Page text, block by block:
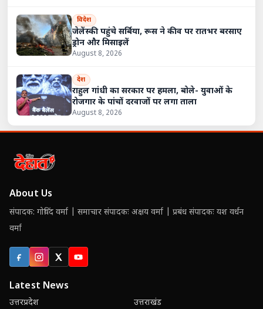
विदेश
जेलेंस्की पहुंचे सर्बिया, रूस ने कीव पर रातभर बरसाए
ड्रोन और मिसाइलें
August 8, 2026
देश
राहुल गांधी का सरकार पर हमला, बोले- युवाओं के
रोजगार के पांचों दरवाजों पर लगा ताला
August 8, 2026
About Us
संपादक: गोविंद वर्मा | समाचार संपादकः अक्षय वर्मा | प्रबंध संपादकः यश वर्धन
वर्मा
FacebookInstagram
X (Twitter)
YouTube
Latest News
उत्तरप्रदेश
उत्तराखंड